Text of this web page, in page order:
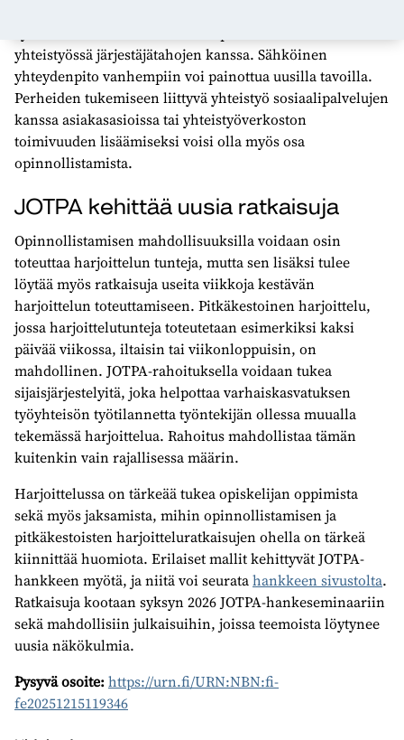
yhteistyössä järjestäjätahojen kanssa. Sähköinen
yhteydenpito vanhempiin voi painottua uusilla tavoilla.
Perheiden tukemiseen liittyvä yhteistyö sosiaalipalvelujen
kanssa asiakasasioissa tai yhteistyöverkoston
toimivuuden lisäämiseksi voisi olla myös osa
opinnollistamista.
JOTPA kehittää uusia ratkaisuja
Opinnollistamisen mahdollisuuksilla voidaan osin
toteuttaa harjoittelun tunteja, mutta sen lisäksi tulee
löytää myös ratkaisuja useita viikkoja kestävän
harjoittelun toteuttamiseen. Pitkäkestoinen harjoittelu,
jossa harjoittelutunteja toteutetaan esimerkiksi kaksi
päivää viikossa, iltaisin tai viikonloppuisin, on
mahdollinen. JOTPA-rahoituksella voidaan tukea
sijaisjärjestelyitä, joka helpottaa varhaiskasvatuksen
työyhteisön työtilannetta työntekijän ollessa muualla
tekemässä harjoittelua. Rahoitus mahdollistaa tämän
kuitenkin vain rajallisessa määrin.
Harjoittelussa on tärkeää tukea opiskelijan oppimista
sekä myös jaksamista, mihin opinnollistamisen ja
pitkäkestoisten harjoitteluratkaisujen ohella on tärkeä
kiinnittää huomiota. Erilaiset mallit kehittyvät JOTPA-
hankkeen myötä, ja niitä voi seuratahankkeen sivustolta.
Ratkaisuja kootaan syksyn 2026 JOTPA-hankeseminaariin
sekä mahdollisiin julkaisuihin, joissa teemoista löytynee
uusia näkökulmia.
Pysyvä osoite:https://urn.fi/URN:NBN:fi-
fe20251215119346